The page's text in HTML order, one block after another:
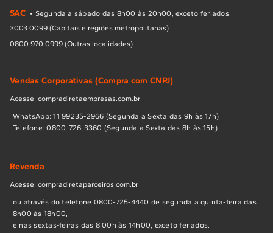
SAC • Segunda a sábado das 8h00 às 20h00, exceto feriados.
3003 0099 (Capitais e regiões metropolitanas)
0800 970 0999 (Outras localidades)
Vendas Corporativas (Compra com CNPJ)
Acesse: compradiretaempresas.com.br
WhatsApp: 11 99235-2966 (Segunda a Sexta das 9h às 17h)
Telefone: 0800-726-3360 (Segunda a Sexta das 8h às 15h)
Revenda
Acesse: compradiretaparceiros.com.br
ou através do telefone 0800-725-4440 de segunda a quinta-feira das
8h00 às 18h00,
e nas sextas-feiras das 8:00h às 14h00, exceto feriados.